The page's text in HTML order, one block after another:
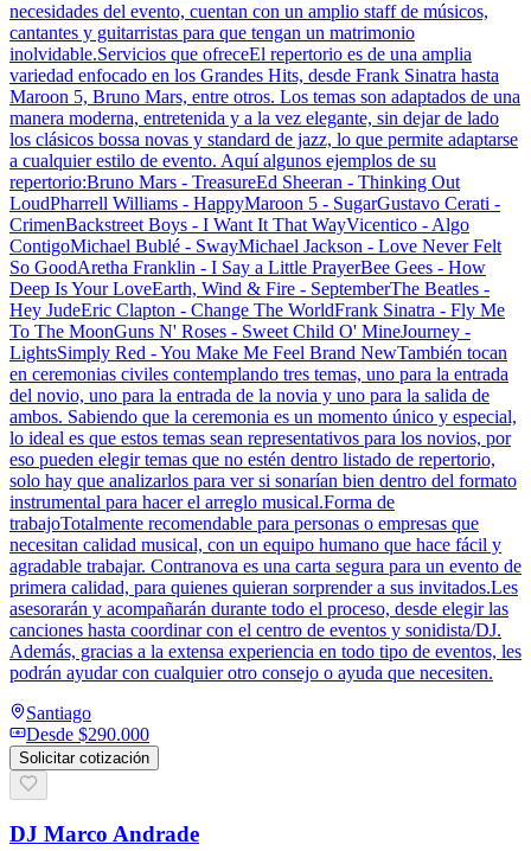
necesidades del evento, cuentan con un amplio staff de músicos,
cantantes y guitarristas para que tengan un matrimonio
inolvidable.Servicios que ofreceEl repertorio es de una amplia
variedad enfocado en los Grandes Hits, desde Frank Sinatra hasta
Maroon 5, Bruno Mars, entre otros. Los temas son adaptados de una
manera moderna, entretenida y a la vez elegante, sin dejar de lado
los clásicos bossa novas y standard de jazz, lo que permite adaptarse
a cualquier estilo de evento. Aquí algunos ejemplos de su
repertorio:Bruno Mars - TreasureEd Sheeran - Thinking Out
LoudPharrell Williams - HappyMaroon 5 - SugarGustavo Cerati -
CrimenBackstreet Boys - I Want It That WayVicentico - Algo
ContigoMichael Bublé - SwayMichael Jackson - Love Never Felt
So GoodAretha Franklin - I Say a Little PrayerBee Gees - How
Deep Is Your LoveEarth, Wind & Fire - SeptemberThe Beatles -
Hey JudeEric Clapton - Change The WorldFrank Sinatra - Fly Me
To The MoonGuns N' Roses - Sweet Child O' MineJourney -
LightsSimply Red - You Make Me Feel Brand NewTambién tocan
en ceremonias civiles contemplando tres temas, uno para la entrada
del novio, uno para la entrada de la novia y uno para la salida de
ambos. Sabiendo que la ceremonia es un momento único y especial,
lo ideal es que estos temas sean representativos para los novios, por
eso pueden elegir temas que no estén dentro listado de repertorio,
solo hay que analizarlos para ver si sonarían bien dentro del formato
instrumental para hacer el arreglo musical.Forma de
trabajoTotalmente recomendable para personas o empresas que
necesitan calidad musical, con un equipo humano que hace fácil y
agradable trabajar. Contranova es una carta segura para un evento de
primera calidad, para quienes quieran sorprender a sus invitados.Les
asesorarán y acompañarán durante todo el proceso, desde elegir las
canciones hasta coordinar con el centro de eventos y sonidista/DJ.
Además, gracias a la extensa experiencia en todo tipo de eventos, les
podrán ayudar con cualquier otro consejo o ayuda que necesiten.
Santiago
Desde $290.000
Solicitar cotización
DJ Marco Andrade